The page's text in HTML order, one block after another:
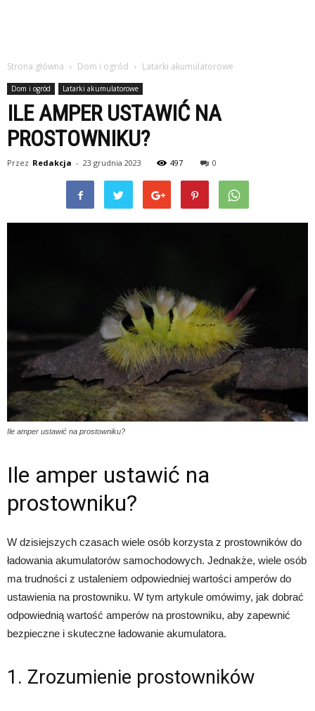
Strona główna Dom i ogród Latarki akumulatorowe
Dom i ogród Latarki akumulatorowe
ILE AMPER USTAWIĆ NA
PROSTOWNIKU?
Przez Redakcja - 23 grudnia 2023 497 0
Ile amper ustawić na prostowniku?
Ile amper ustawić na
prostowniku?
W dzisiejszych czasach wiele osób korzysta z prostowników do
ładowania akumulatorów samochodowych. Jednakże, wiele osób
ma trudności z ustaleniem odpowiedniej wartości amperów do
ustawienia na prostowniku. W tym artykule omówimy, jak dobrać
odpowiednią wartość amperów na prostowniku, aby zapewnić
bezpieczne i skuteczne ładowanie akumulatora.
1. Zrozumienie prostowników